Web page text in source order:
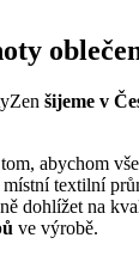
šijeme v
abychom
textilní
dohlížet na
ve výrobě.